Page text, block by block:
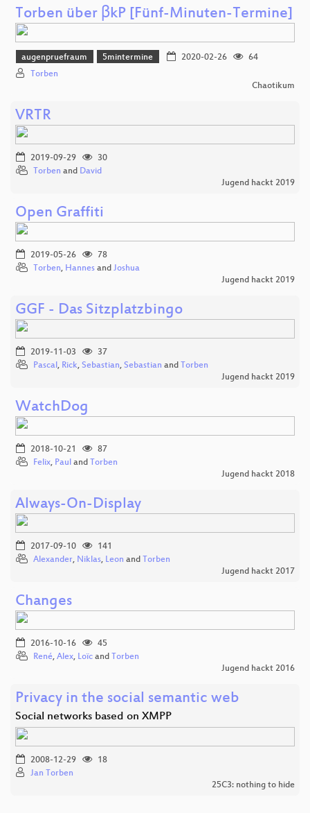
Torben über βkP [Fünf-Minuten-Termine]
augenpruefraum 5mintermine 2020-02-26
64
Torben
Chaotikum
VRTR
2019-09-29
30
Torben and David
Jugend hackt 2019
Open Graffiti
2019-05-26
78
Torben, Hannes and Joshua
Jugend hackt 2019
GGF - Das Sitzplatzbingo
2019-11-03
37
Pascal, Rick, Sebastian, Sebastian and Torben
Jugend hackt 2019
WatchDog
2018-10-21
87
Felix, Paul and Torben
Jugend hackt 2018
Always-On-Display
2017-09-10
141
Alexander, Niklas, Leon and Torben
Jugend hackt 2017
Changes
2016-10-16
45
René, Alex, Loïc and Torben
Jugend hackt 2016
Privacy in the social semantic web
Social networks based on XMPP
2008-12-29
18
Jan Torben
25C3: nothing to hide